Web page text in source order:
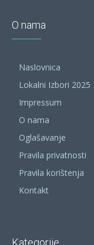
O nama
Naslovnica
Lokalni Izbori 2025
Impressum
O nama
Oglašavanje
Pravila privatnosti
Pravila korištenja
Kontakt
Kategorije